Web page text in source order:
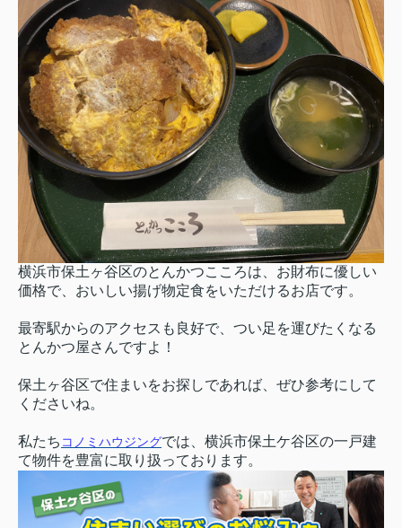
横浜市保土ヶ谷区のとんかつこころは、お財布に優しい
価格で、おいしい揚げ物定食をいただけるお店です。
最寄駅からのアクセスも良好で、つい足を運びたくなる
とんかつ屋さんですよ！
保土ヶ谷区で住まいをお探しであれば、ぜひ参考にして
くださいね。
私たち コノミハウジングでは、横浜市保土ケ谷区の一戸建
て物件を豊富に取り扱っております。